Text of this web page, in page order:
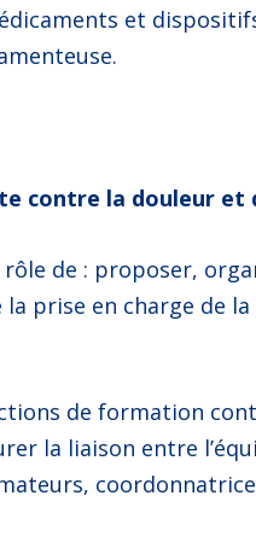
et
contre la douleur et
de : proposer,
la prise en charge de
de formation
la liaison entre
coordonnatrice